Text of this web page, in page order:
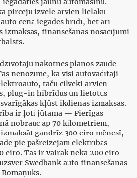
jaunu automašīnu.
pircēju izvēlē arvien lielāku
cena iegādes brīdī, bet arī
izmaksas, finansēšanas nosacījumi
nākotnes plānos zaudē
nenozīmē, ka visi autovadītāji
taču cilvēki arvien
plug-in hibrīdus un lietotus
kļūst ikdienas izmaksas.
ir ļoti jūtama — Pierīgas
nobrauc ap 70 kilometriem,
gandrīz 300 eiro mēnesī,
pie pašreizējām elektrības
eiro. Tas ir vairāk nekā 200 eiro
Swedbank auto finansēšanas